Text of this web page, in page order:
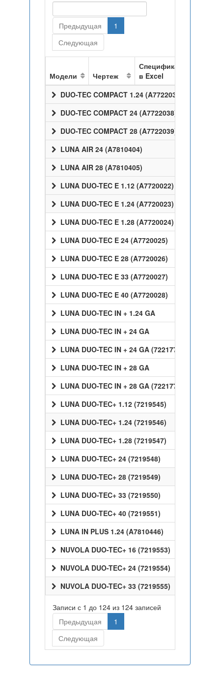
Предыдущая
1
Следующая
Модели Чертеж
Спецификация
в Excel
DUO-TEC COMPACT 1.24 (A7722037)
DUO-TEC COMPACT 24 (A7722038)
DUO-TEC COMPACT 28 (A7722039)
LUNA AIR 24 (A7810404)
LUNA AIR 28 (A7810405)
LUNA DUO-TEC E 1.12 (A7720022)
LUNA DUO-TEC E 1.24 (A7720023)
LUNA DUO-TEC E 1.28 (A7720024)
LUNA DUO-TEC E 24 (A7720025)
LUNA DUO-TEC E 28 (A7720026)
LUNA DUO-TEC E 33 (A7720027)
LUNA DUO-TEC E 40 (A7720028)
LUNA DUO-TEC IN + 1.24 GA
LUNA DUO-TEC IN + 24 GA
LUNA DUO-TEC IN + 24 GA (7221770)
LUNA DUO-TEC IN + 28 GA
LUNA DUO-TEC IN + 28 GA (7221772)
LUNA DUO-TEC+ 1.12 (7219545)
LUNA DUO-TEC+ 1.24 (7219546)
LUNA DUO-TEC+ 1.28 (7219547)
LUNA DUO-TEC+ 24 (7219548)
LUNA DUO-TEC+ 28 (7219549)
LUNA DUO-TEC+ 33 (7219550)
LUNA DUO-TEC+ 40 (7219551)
LUNA IN PLUS 1.24 (A7810446)
NUVOLA DUO-TEC+ 16 (7219553)
NUVOLA DUO-TEC+ 24 (7219554)
NUVOLA DUO-TEC+ 33 (7219555)
Записи с 1 до 124 из 124 записей
Предыдущая
1
Следующая